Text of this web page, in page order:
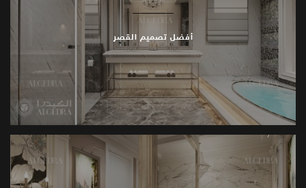
أفضل تصميم القصر